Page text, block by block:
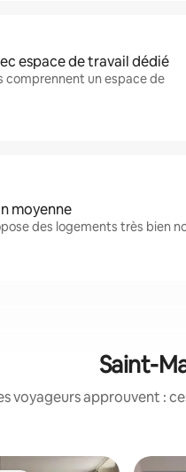
espace de travail dédié
comprennent un espace de
moyenne
des logements très bien
Saint-
voyageurs approuvent :